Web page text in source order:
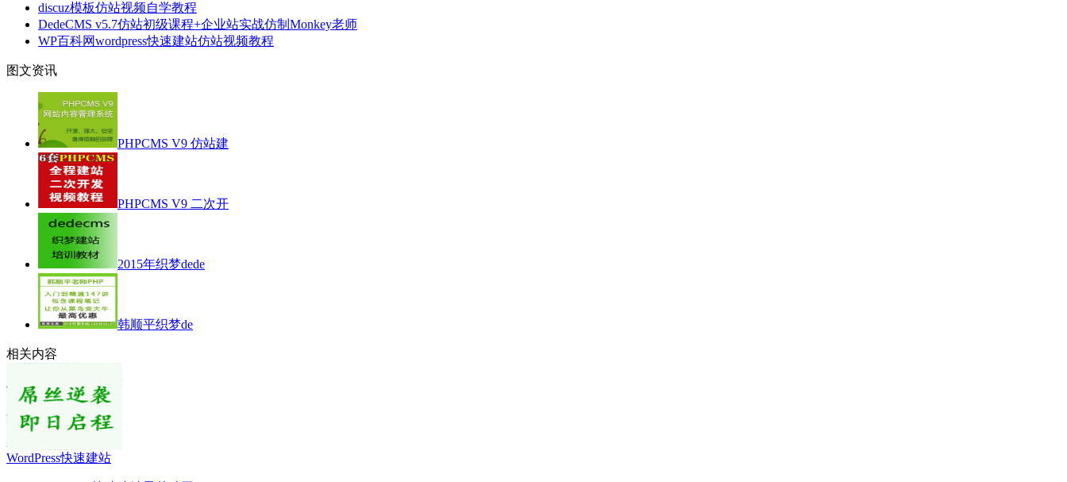
discuz模板仿站视频自学教程
DedeCMS v5.7仿站初级课程+企业站实战仿制Monkey老师
WP百科网wordpress快速建站仿站视频教程
图文资讯
PHPCMS V9 仿站建
PHPCMS V9 二次开
2015年织梦dede
韩顺平织梦de
相关内容
WordPress快速建站